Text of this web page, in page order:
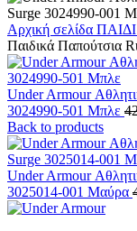
Αρχική σελίδα ΠΑΙΔΙ
Παιδικά Παπούτσια
Under Armour
3024990-501 Μπλε
Back to products
Under Armour
3025014-001 Μαύρα